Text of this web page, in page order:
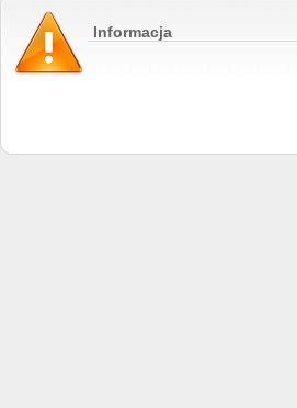
Informacja